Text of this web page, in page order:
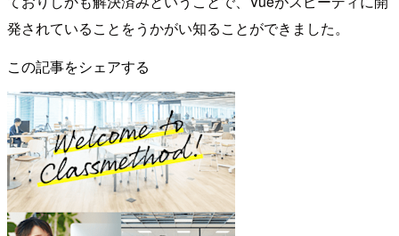
発されていることをうかがい知ることができました。
この記事をシェアする